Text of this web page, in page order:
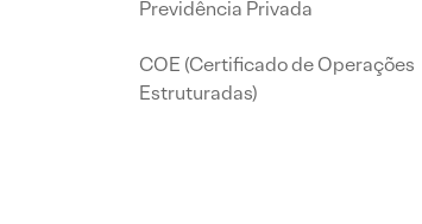
Previdência Privada
COE (Certificado de Operações
Estruturadas)